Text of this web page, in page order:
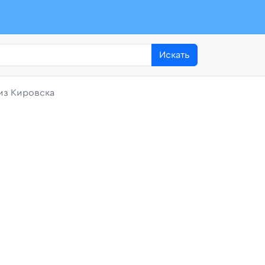
Искать
Кировска